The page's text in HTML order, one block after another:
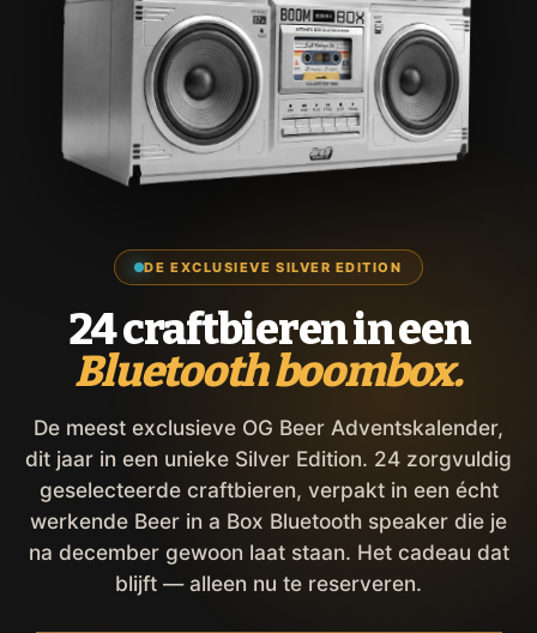
DE EXCLUSIEVE SILVER EDITION
24 craftbieren in een
Bluetooth boombox.
De meest exclusieve OG Beer Adventskalender,
dit jaar in een unieke Silver Edition. 24 zorgvuldig
geselecteerde craftbieren, verpakt in een écht
werkende Beer in a Box Bluetooth speaker die je
na december gewoon laat staan. Het cadeau dat
blijft — alleen nu te reserveren.